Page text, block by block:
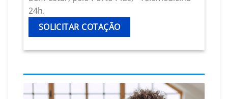
24h.
SOLICITAR COTAÇÃO